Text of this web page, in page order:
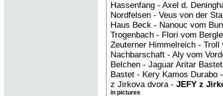
Hassenfang - Axel d.
Nordfelsen - Veus von der
Haus Beck - Nanouc vom
Trogenbach - Flori vom
Zeuterner Himmelreich - Troll
Nachbarschaft - Aly vom
Belchen - Jaguar Aritar
Bastet - Kery Kamos Durabo
z Jirkova dvora - JEFY z
in pictures